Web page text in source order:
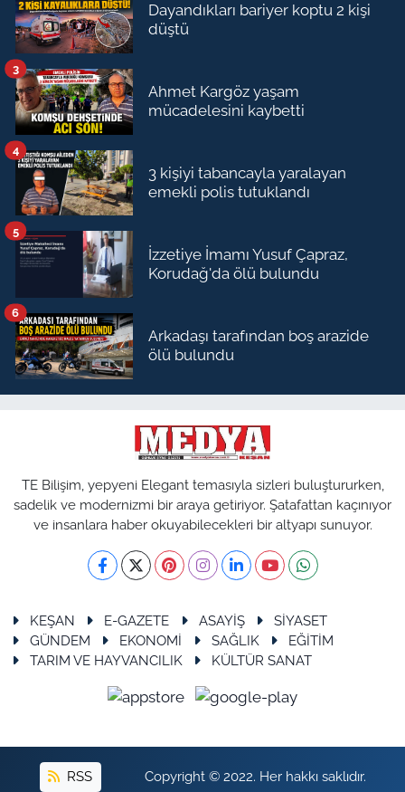
Dayandıkları bariyer koptu 2 kişi
düştü
Ahmet Kargöz yaşam
mücadelesini kaybetti
3
3 kişiyi tabancayla yaralayan
emekli polis tutuklandı
4
İzzetiye İmamı Yusuf Çapraz,
Korudağ'da ölü bulundu
5
Arkadaşı tarafından boş arazide
ölü bulundu
6
TE Bilişim, yepyeni Elegant temasıyla sizleri buluştururken,
sadelik ve modernizmi bir araya getiriyor. Şatafattan kaçınıyor
ve insanlara haber okuyabilecekleri bir altyapı sunuyor.
KEŞAN E-GAZETE ASAYİŞ
SİYASET
GÜNDEM
EKONOMİ SAĞLIK
EĞİTİM
TARIM VE HAYVANCILIK
KÜLTÜR SANAT
RSS Copyright © 2022. Her hakkı saklıdır.